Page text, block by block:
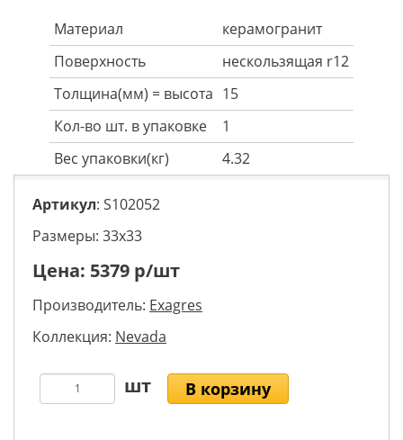
Материал
керамогранит
Поверхность
нескользящая r12
Толщина(мм) = высота 15
Кол-во шт. в упаковке
1
Вес упаковки(кг)
4.32
Артикул: S102052
Размеры: 33х33
Цена: 5379 р/шт
Производитель: Exagres
Коллекция: Nevada
В корзину